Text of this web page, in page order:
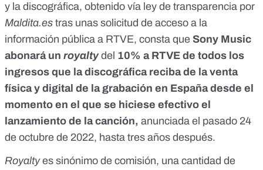
y la discográfica, obtenido vía ley de transparencia por
Maldita.es tras unas solicitud de acceso a la
información pública a RTVE, consta que Sony Music
abonará un royalty del 10% a RTVE de todos los
ingresos que la discográfica reciba de la venta
física y digital de la grabación en España desde el
momento en el que se hiciese efectivo el
lanzamiento de la canción, anunciada el pasado 24
de octubre de 2022, hasta tres años después.
Royaltyes sinónimo de comisión, una cantidad de